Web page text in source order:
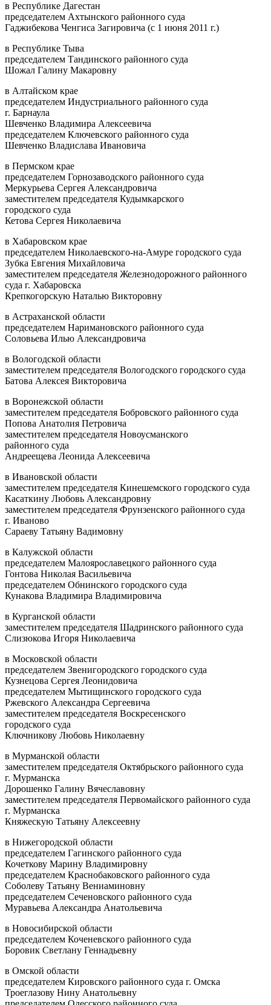
в Республике Дагестан
председателем Ахтынского районного суда
Гаджибекова Ченгиса Загировича (с 1 июня 2011 г.)
в Республике Тыва
председателем Тандинского районного суда
Шожал Галину Макаровну
в Алтайском крае
председателем Индустриального районного суда
г. Барнаула
Шевченко Владимира Алексеевича
председателем Ключевского районного суда
Шевченко Владислава Ивановича
в Пермском крае
председателем Горнозаводского районного суда
Меркурьева Сергея Александровича
заместителем председателя Кудымкарского
городского суда
Кетова Сергея Николаевича
в Хабаровском крае
председателем Николаевского-на-Амуре городского суда
Зубка Евгения Михайловича
заместителем председателя Железнодорожного районного
суда г. Хабаровска
Крепкогорскую Наталью Викторовну
в Астраханской области
председателем Наримановского районного суда
Соловьева Илью Александровича
в Вологодской области
заместителем председателя Вологодского городского суда
Батова Алексея Викторовича
в Воронежской области
заместителем председателя Бобровского районного суда
Попова Анатолия Петровича
заместителем председателя Новоусманского
районного суда
Андреещева Леонида Алексеевича
в Ивановской области
заместителем председателя Кинешемского городского суда
Касаткину Любовь Александровну
заместителем председателя Фрунзенского районного суда
г. Иваново
Сараеву Татьяну Вадимовну
в Калужской области
председателем Малоярославецкого районного суда
Гонтова Николая Васильевича
председателем Обнинского городского суда
Кунакова Владимира Владимировича
в Курганской области
заместителем председателя Шадринского районного суда
Слизюкова Игоря Николаевича
в Московской области
председателем Звенигородского городского суда
Кузнецова Сергея Леонидовича
председателем Мытищинского городского суда
Ржевского Александра Сергеевича
заместителем председателя Воскресенского
городского суда
Ключникову Любовь Николаевну
в Мурманской области
заместителем председателя Октябрьского районного суда
г. Мурманска
Дорошенко Галину Вячеславовну
заместителем председателя Первомайского районного суда
г. Мурманска
Княжескую Татьяну Алексеевну
в Нижегородской области
председателем Гагинского районного суда
Кочеткову Марину Владимировну
председателем Краснобаковского районного суда
Соболеву Татьяну Вениаминовну
председателем Сеченовского районного суда
Муравьева Александра Анатольевича
в Новосибирской области
председателем Коченевского районного суда
Боровик Светлану Геннадьевну
в Омской области
председателем Кировского районного суда г. Омска
Троеглазову Нину Анатольевну